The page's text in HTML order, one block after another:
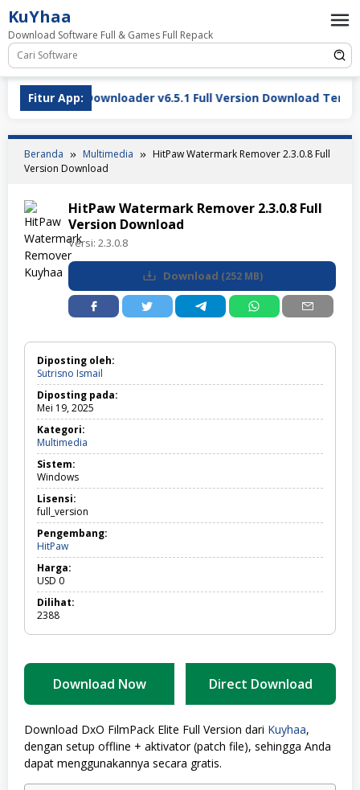
Loncat
ke
konten
KuYhaa
Download Software Full & Games Full Repack
Fitur App:
Downloader v6.5.1 Full Version Download Terbaru
Beranda Multimedia
HitPaw Watermark Remover 2.3.0.8 Full
Version Download
HitPaw Watermark Remover 2.3.0.8 Full
Version Download
Versi: 2.3.0.8
Download (252 MB)
Diposting oleh:
Sutrisno Ismail
Diposting pada:
Mei 19, 2025
Kategori:
Multimedia
Sistem:
Windows
Lisensi:
full_version
Pengembang:
HitPaw
Harga:
USD 0
Dilihat:
2388
Download Now Direct Download
Download DxO FilmPack Elite Full Version dari Kuyhaa,
dengan setup offline + aktivator (patch file), sehingga Anda
dapat menggunakannya secara gratis.